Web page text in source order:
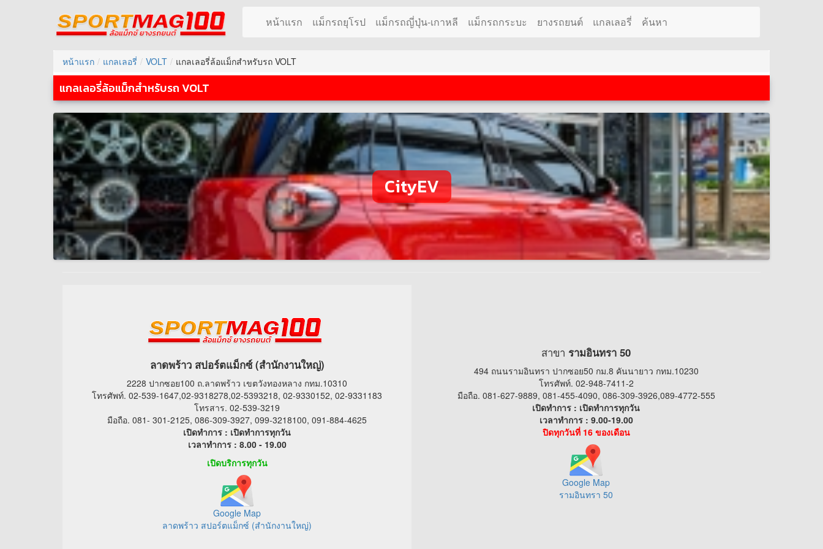
หน้าแรก แม็กรถยุโรป แม็กรถญี่ปุ่น-เกาหลี แม็กรถกระบะ ยางรถยนต์ แกลเลอรี่ ค้นหา
หน้าแรก แกลเลอรี่ VOLT แกลเลอรี่ล้อแม็กสำหรับรถ VOLT
แกลเลอรี่ล้อแม็กสำหรับรถ VOLT
CityEV
ลาดพร้าว สปอร์ตแม็กซ์ (สำนักงานใหญ่)
2228 ปากซอย100 ถ.ลาดพร้าว เขตวังทองหลาง กทม.10310
โทรศัพท์. 02-539-1647,02-9318278,02-5393218, 02-9330152, 02-9331183
โทรสาร. 02-539-3219
มือถือ. 081- 301-2125, 086-309-3927, 099-3218100, 091-884-4625
เปิดทำการ : เปิดทำการทุกวัน
เวลาทำการ : 8.00 - 19.00
เปิดบริการทุกวัน
Google Map
ลาดพร้าว สปอร์ตแม็กซ์ (สำนักงานใหญ่)
สาขา รามอินทรา 50
494 ถนนรามอินทรา ปากซอย50 กม.8 คันนายาว กทม.10230
โทรศัพท์. 02-948-7411-2
มือถือ. 081-627-9889, 081-455-4090, 086-309-3926,089-4772-555
เปิดทำการ : เปิดทำการทุกวัน
เวลาทำการ : 9.00-19.00
ปิดทุกวันที่ 16 ของเดือน
Google Map
รามอินทรา 50